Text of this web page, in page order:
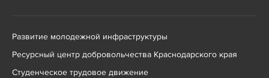
Развитие молодежной инфраструктуры
Ресурсный центр добровольчества Краснодарского края
Студенческое трудовое движение